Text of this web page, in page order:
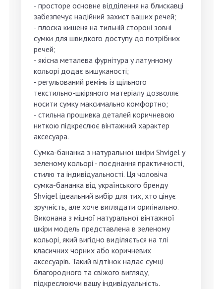
- просторе основне відділення на блискавці
забезпечує надійний захист ваших речей;
- плоска кишеня на тильній стороні зовні
сумки для швидкого доступу до потрібних
речей;
- якісна металева фурнітура у латунному
кольорі додає вишуканості;
- регульований ремінь із щільного
текстильно-шкіряного матеріалу дозволяє
носити сумку максимально комфортно;
- стильна прошивка деталей коричневою
ниткою підкреслює вінтажний характер
аксесуара.
Сумка-бананка з натуральної шкіри Shvigel у
зеленому кольорі - поєднання практичності,
стилю та індивідуальності. Ця чоловіча
сумка-бананка від українського бренду
Shvigel ідеальний вибір для тих, хто цінує
зручність, але хоче виглядати оригінально.
Виконана з міцної натуральної вінтажної
шкіри модель представлена в зеленому
кольорі, який вигідно виділяється на тлі
класичних чорних або коричневих
аксесуарів. Такий відтінок надає сумці
благородного та свіжого вигляду,
підкреслюючи вашу індивідуальність.